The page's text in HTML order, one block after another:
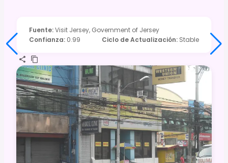
Fuente:Visit Jersey, Government of Jersey
Confianza: 0.99 Ciclo de Actualización: Stable